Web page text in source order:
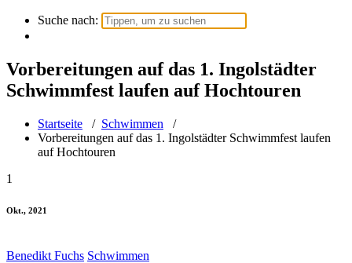
Suche nach:
Vorbereitungen auf das 1. Ingolstädter
Schwimmfest laufen auf Hochtouren
Startseite / Schwimmen /
Vorbereitungen auf das 1. Ingolstädter Schwimmfest laufen
auf Hochtouren
1
Okt., 2021
Benedikt Fuchs Schwimmen